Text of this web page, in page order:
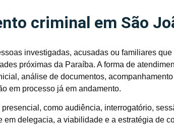
criminal em São
investigadas, acusadas ou familiares
próximas da Paraíba. A forma de
análise de documentos,
em processo já em andamento.
como audiência, interrogatório,
em delegacia, a viabilidade e a estratégia de